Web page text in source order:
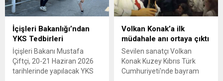
olduğu paylaşıldı.
ve kamuoyundaki
hassasiyeti göz önüne
alındığında hızlıca tepki
topladı. Dezenformasyonla
Mücadele Merkezi (DMM)
konuyla ilgili resmi açıklama
yaparak bu söylentileri...
İçişleri Bakanlığı’ndan
YKS Tedbirleri
İçişleri Bakanı Mustafa
Çiftçi, 20-21 Haziran 2026
tarihlerinde yapılacak YKS
Volkan Konak’a ilk
müdahale anı ortaya çıktı
Sevilen sanatçı Volkan
Konak Kuzey Kıbrıs Türk
Cumhuriyeti'nde bayram